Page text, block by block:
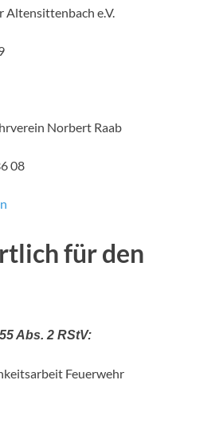
Altensittenbach e.V.
Norbert Raab
08
für den
Abs. 2 RStV:
Feuerwehr